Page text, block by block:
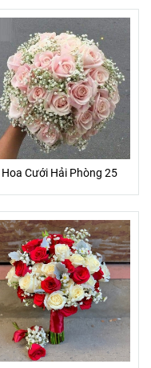
Hoa Cưới Hải Phòng 25